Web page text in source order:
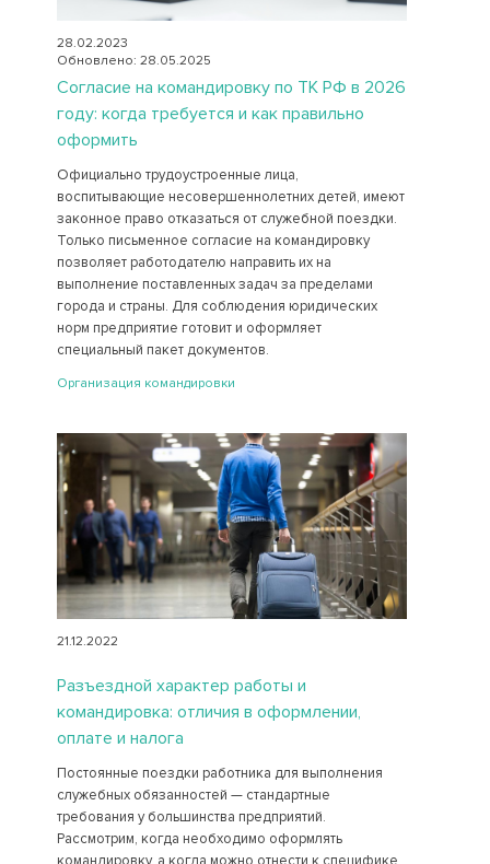
28.02.2023
Обновлено: 28.05.2025
Согласие на командировку по ТК РФ в 2026
году: когда требуется и как правильно
оформить
Официально трудоустроенные лица,
воспитывающие несовершеннолетних детей, имеют
законное право отказаться от служебной поездки.
Только письменное согласие на командировку
позволяет работодателю направить их на
выполнение поставленных задач за пределами
города и страны. Для соблюдения юридических
норм предприятие готовит и оформляет
специальный пакет документов.
Организация командировки
21.12.2022
Разъездной характер работы и
командировка: отличия в оформлении,
оплате и налога
Постоянные поездки работника для выполнения
служебных обязанностей — стандартные
требования у большинства предприятий.
Рассмотрим, когда необходимо оформлять